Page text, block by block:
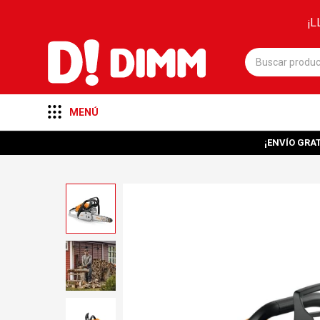
MENÚ
¡ENVÍO